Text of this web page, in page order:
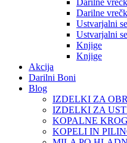
Darilne
Darilne
Ustvarjalni
Ustvarjalni
Knjige
Knjige
Akcija
Darilni Boni
Blog
IZDELKI ZA
IZDELKI ZA
KOPALNE
KOPELI IN